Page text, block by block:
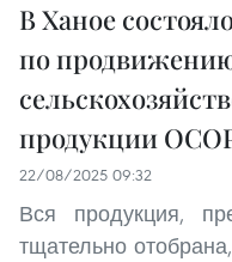
В Ханое
по
продукции
22/08/2025 09:32
Вся продукция,
тщательно